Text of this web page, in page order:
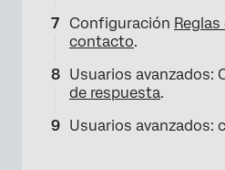
Configuración
contacto.
Usuarios avanzados:
de respuesta.
Usuarios avanzados: